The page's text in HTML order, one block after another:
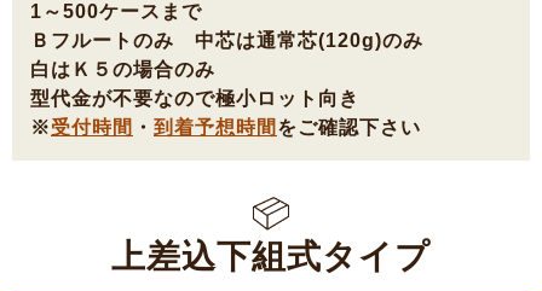
1～500ケースまで
Ｂフルートのみ 中芯は通常芯(120g)のみ
白はＫ５の場合のみ
型代金が不要なので極小ロット向き
※受付時間 ・ 到着予想時間 をご確認下さい
上差込下組式タイプ